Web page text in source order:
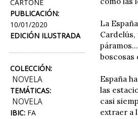
CARTONÉ
PUBLICACIÓN:
10/01/2020
EDICIÓN ILUSTRADA
COLECCIÓN:
NOVELA
TEMÁTICAS:
NOVELA
IBIC: FA
La
boscosas
España
las
casi
extraer a